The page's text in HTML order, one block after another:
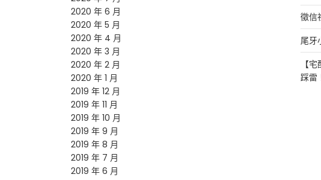
2020 年 6 月
2020 年 5 月
2020 年 4 月
2020 年 3 月
2020 年 2 月
2020 年 1 月
2019 年 12 月
2019 年 11 月
2019 年 10 月
2019 年 9 月
2019 年 8 月
2019 年 7 月
2019 年 6 月
徵信
尾牙
【
踩雷